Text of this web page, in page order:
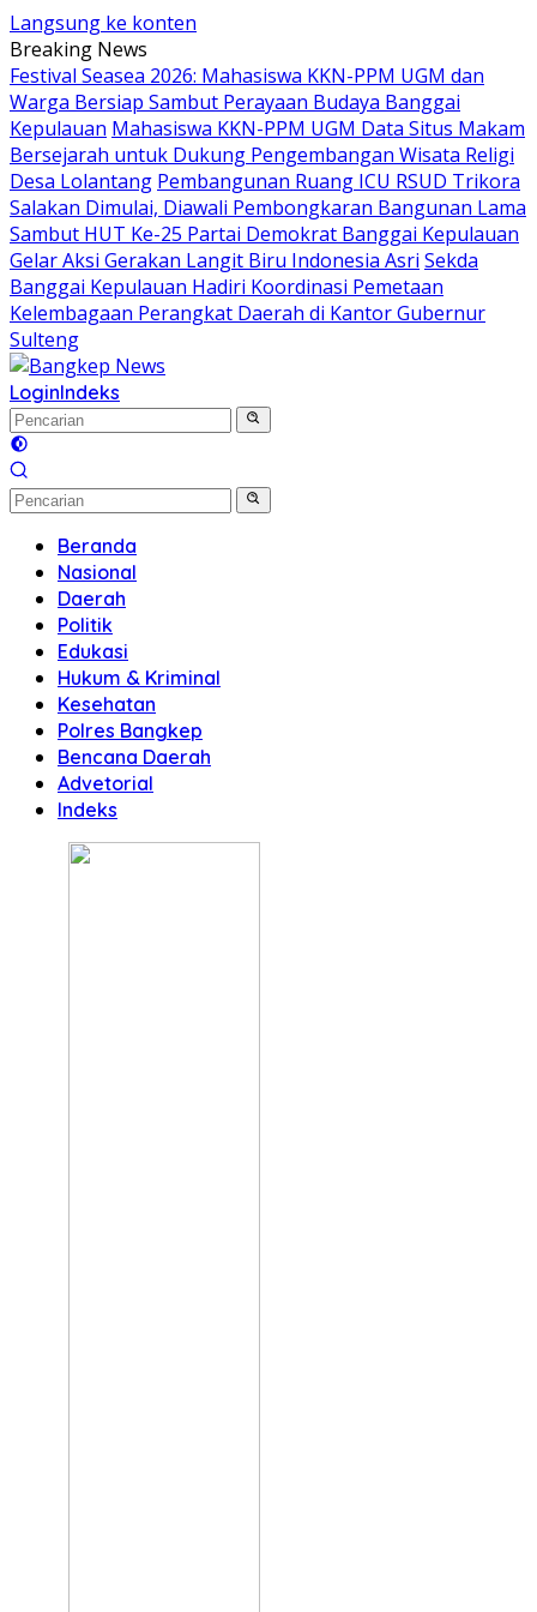
Langsung ke konten
Breaking News
Festival Seasea 2026: Mahasiswa KKN-PPM UGM dan
Warga Bersiap Sambut Perayaan Budaya Banggai
Kepulauan Mahasiswa KKN-PPM UGM Data Situs Makam
Bersejarah untuk Dukung Pengembangan Wisata Religi
Desa Lolantang Pembangunan Ruang ICU RSUD Trikora
Salakan Dimulai, Diawali Pembongkaran Bangunan Lama
Sambut HUT Ke-25 Partai Demokrat Banggai Kepulauan
Gelar Aksi Gerakan Langit Biru Indonesia Asri Sekda
Banggai Kepulauan Hadiri Koordinasi Pemetaan
Kelembagaan Perangkat Daerah di Kantor Gubernur
Sulteng
LoginIndeks
Beranda
Nasional
Daerah
Politik
Edukasi
Hukum & Kriminal
Kesehatan
Polres Bangkep
Bencana Daerah
Advetorial
Indeks